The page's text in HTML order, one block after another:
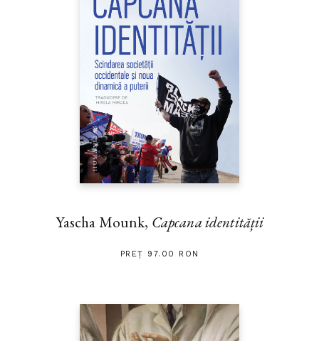
Yascha Mounk, Capcana identității
PREȚ 97.00 RON